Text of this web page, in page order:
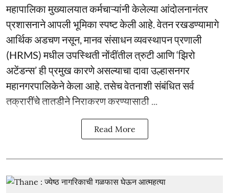
महापालिका मुख्यालयात कर्मचाऱ्यांनी केलेल्या आंदोलनानंतर
प्रशासनाने आपली भूमिका स्पष्ट केली आहे. वेतन रखडण्यामागे
आर्थिक अडचण नसून, मानव संसाधन व्यवस्थापन प्रणाली
(HRMS) मधील उपस्थिती नोंदींतील त्रुटी आणि ‘झिरो
अटेंडन्स’ ही प्रमुख कारणे असल्याचा दावा उल्हासनगर
महानगरपालिकेने केला आहे. तसेच वेतनाशी संबंधित सर्व
तक्रारींचे तातडीने निराकरण करण्यासाठी ...
Read More